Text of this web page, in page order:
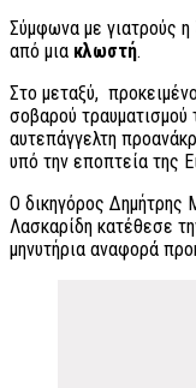
Σύμφωνα με γιατρούς η
από μια κλωστή.
Στο μεταξύ,
σοβαρού τραυματισμού
αυτεπάγγελτη
υπό την εποπτεία της
Ο δικηγόρος Δημήτρης
Λασκαρίδη κατέθεσε
μηνυτήρια αναφορά